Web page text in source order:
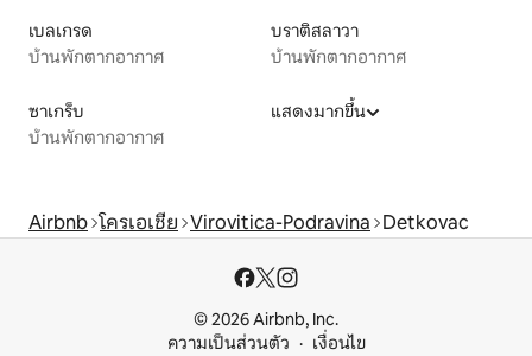
เบลเกรด
บ้านพักตากอากาศ
บราติสลาวา
บ้านพักตากอากาศ
ซาเกร็บ
บ้านพักตากอากาศ
แสดงมากขึ้น
Airbnb โครเอเชีย Virovitica-Podravina Detkovac
© 2026 Airbnb, Inc.
ความเป็นส่วนตัว
เงื่อนไข